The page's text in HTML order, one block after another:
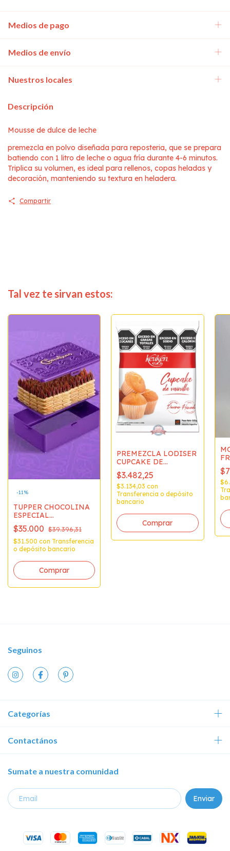
Medios de pago
Medios de envío
Nuestros locales
Descripción
Mousse de dulce de leche
premezcla en polvo diseñada para reposteria, que se prepara
batiendo con 1 litro de leche o agua fría durante 4-6 minutos.
Triplica su volumen, es ideal para rellenos, copas heladas y
decoración, manteniendo su textura en heladera.
Compartir
Tal vez te sirvan estos:
-11%
TUPPER CHOCOLINA
ESPECIAL
CHOCOTORTA 3x170gr
x1 5280
$35.000 $39.396,31
$31.500 con Transferencia
o depósito bancario
PREMEZCLA LODISER
CUPCAKE DE
VAINILLA (B500grs. )
PC15A
$3.482,25
$3.134,03con
Transferencia o depósito
bancario
Seguinos
Categorías
Contactános
Sumate a nuestra comunidad